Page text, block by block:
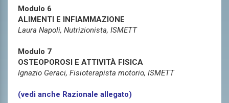
Modulo 6
ALIMENTI E INFIAMMAZIONE
Laura Napoli, Nutrizionista, ISMETT
Modulo 7
OSTEOPOROSI E ATTIVITÀ FISICA
Ignazio Geraci, Fisioterapista motorio, ISMETT
(vedi anche Razionale allegato)